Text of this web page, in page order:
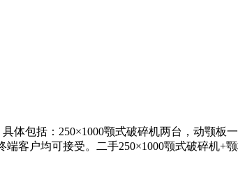
体包括：250×1000颚式破碎机两台，动颚
客户均可接受。二手250×1000颚式破碎机+颚